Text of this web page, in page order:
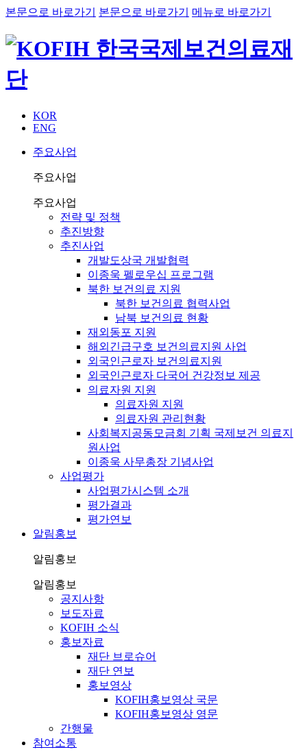
본문으로 바로가기 본문으로 바로가기 메뉴로 바로가기
KOR
ENG
주요사업
주요사업
주요사업
전략 및 정책
추진방향
추진사업
개발도상국 개발협력
이종욱 펠로우십 프로그램
북한 보건의료 지원
북한 보건의료 협력사업
남북 보건의료 현황
재외동포 지원
해외긴급구호 보건의료지원 사업
외국인근로자 보건의료지원
외국인근로자 다국어 건강정보 제공
의료자원 지원
의료자원 지원
의료자원 관리현황
사회복지공동모금회 기획 국제보건 의료지
원사업
이종욱 사무총장 기념사업
사업평가
사업평가시스템 소개
평가결과
평가연보
알림홍보
알림홍보
알림홍보
공지사항
보도자료
KOFIH 소식
홍보자료
재단 브로슈어
재단 연보
홍보영상
KOFIH홍보영상 국문
KOFIH홍보영상 영문
간행물
참여소통